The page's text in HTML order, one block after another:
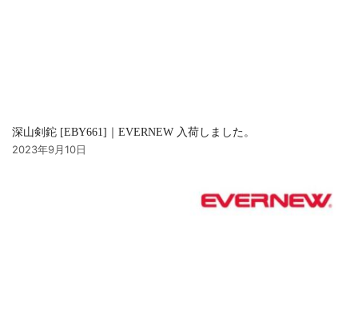
深山剣鉈 [EBY661]｜EVERNEW 入荷しました。
2023年9月10日